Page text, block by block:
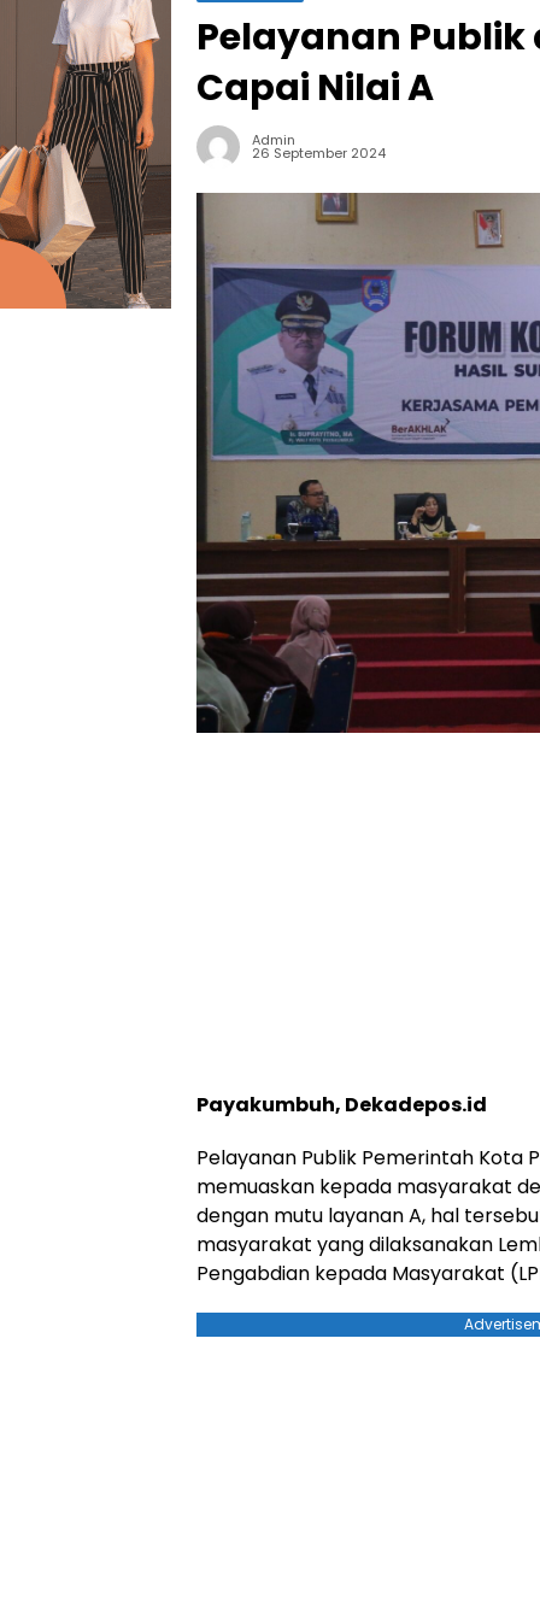
Pelayanan
Capai Nilai A
Admin
26 September 2024
Payakumbuh, Dekadepos.id
Pelayanan Publik Pemerintah Kota
memuaskan kepada masyarakat
dengan mutu layanan A, hal
masyarakat yang dilaksanakan
Pengabdian kepada Masyarakat